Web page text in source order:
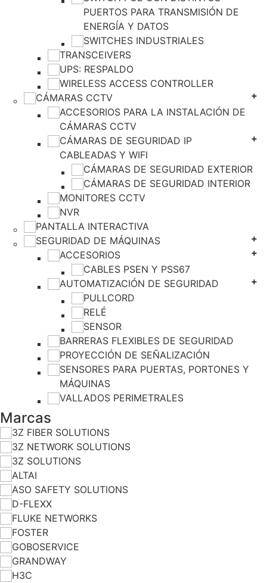
PUERTOS PARA TRANSMISIÓN DE
ENERGÍA Y DATOS
SWITCHES INDUSTRIALES
TRANSCEIVERS
UPS: RESPALDO
WIRELESS ACCESS CONTROLLER
CÁMARAS CCTV
ACCESORIOS PARA LA INSTALACIÓN DE
CÁMARAS CCTV
CÁMARAS DE SEGURIDAD IP
CABLEADAS Y WIFI
CÁMARAS DE SEGURIDAD EXTERIOR
CÁMARAS DE SEGURIDAD INTERIOR
MONITORES CCTV
NVR
PANTALLA INTERACTIVA
SEGURIDAD DE MÁQUINAS
ACCESORIOS
CABLES PSEN Y PSS67
AUTOMATIZACIÓN DE SEGURIDAD
PULLCORD
RELÉ
SENSOR
BARRERAS FLEXIBLES DE SEGURIDAD
PROYECCIÓN DE SEÑALIZACIÓN
SENSORES PARA PUERTAS, PORTONES Y
MÁQUINAS
VALLADOS PERIMETRALES
Marcas
3Z FIBER SOLUTIONS
3Z NETWORK SOLUTIONS
3Z SOLUTIONS
ALTAI
ASO SAFETY SOLUTIONS
D-FLEXX
FLUKE NETWORKS
FOSTER
GOBOSERVICE
GRANDWAY
H3C